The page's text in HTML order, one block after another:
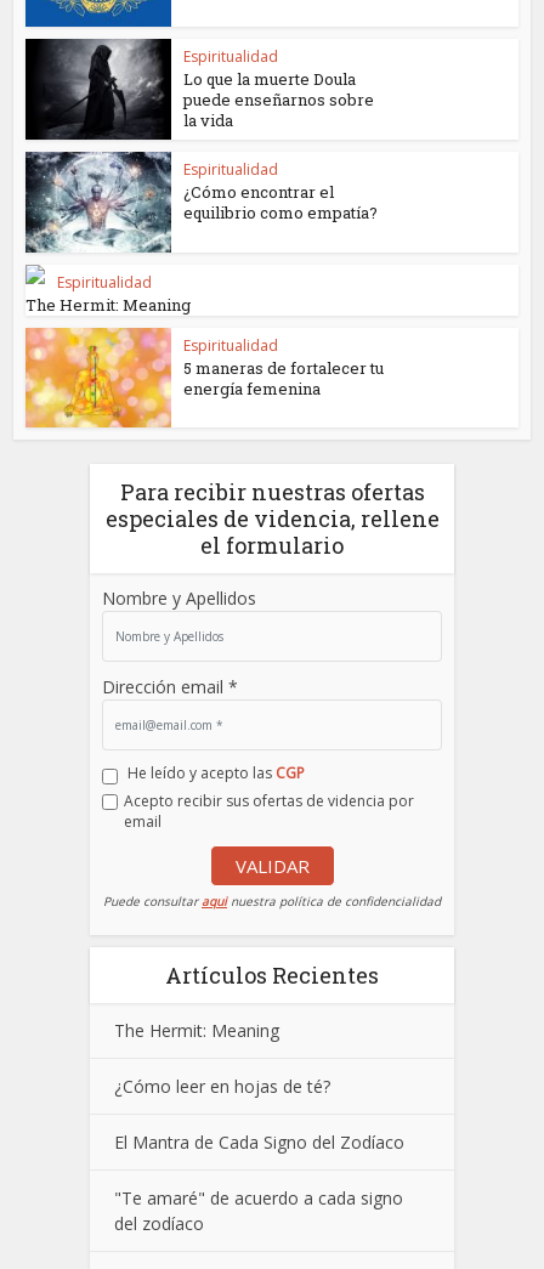
Espiritualidad
Lo que la muerte Doula
puede enseñarnos sobre
la vida
Espiritualidad
¿Cómo encontrar el
equilibrio como empatía?
Espiritualidad
The Hermit: Meaning
Espiritualidad
5 maneras de fortalecer tu
energía femenina
Para recibir nuestras ofertas
especiales de videncia, rellene
el formulario
Nombre y Apellidos
Dirección email *
He leído y acepto las CGP
Acepto recibir sus ofertas de videncia por
email
VALIDAR
Puede consultaraquinuestra política de confidencialidad
Artículos Recientes
The Hermit: Meaning
¿Cómo leer en hojas de té?
El Mantra de Cada Signo del Zodíaco
"Te amaré" de acuerdo a cada signo
del zodíaco